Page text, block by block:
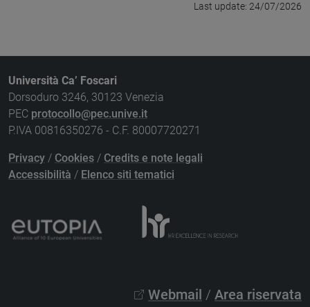
Last update: 24/07/2026
Università Ca’ Foscari
Dorsoduro 3246, 30123 Venezia
PEC protocollo@pec.unive.it
P.IVA 00816350276 - C.F. 80007720271
Privacy / Cookies / Credits e note legali
Accessibilità / Elenco siti tematici
Webmail / Area riservata